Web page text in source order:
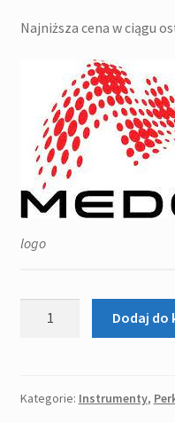
5
Najniższa cena w ciągu
logo
elektroniczny
Dodaj do
Kategorie: Instrumenty,